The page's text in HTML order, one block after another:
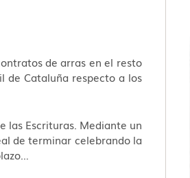
de arras en el resto
de Cataluña respecto a los
las Escrituras. Mediante un
de terminar celebrando la